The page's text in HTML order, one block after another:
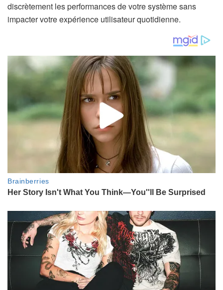
discrètement les performances de votre système sans
impacter votre expérience utilisateur quotidienne.